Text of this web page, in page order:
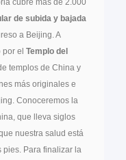
de subida y bajada
a Beijing. A
por el Templo del
templos de China y
más originales e
Conoceremos la
que lleva siglos
nuestra salud está
Para finalizar la